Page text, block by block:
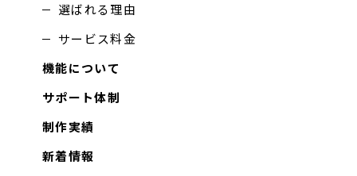
選ばれる理由
サービス料金
機能について
サポート体制
制作実績
新着情報